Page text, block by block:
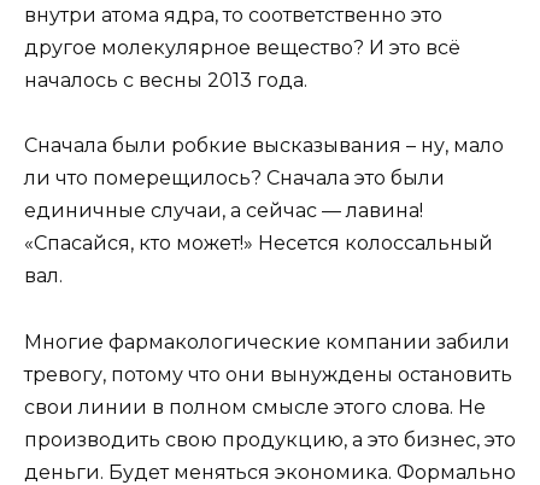
внутри атома ядра, то соответственно это
другое молекулярное вещество? И это всё
началось с весны 2013 года.
Сначала были робкие высказывания – ну, мало
ли что померещилось? Сначала это были
единичные случаи, а сейчас — лавина!
«Спасайся, кто может!» Несется колоссальный
вал.
Многие фармакологические компании забили
тревогу, потому что они вынуждены остановить
свои линии в полном смысле этого слова. Не
производить свою продукцию, а это бизнес, это
деньги. Будет меняться экономика. Формально